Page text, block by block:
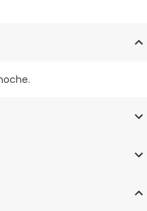
CARBOMER, SODIUM